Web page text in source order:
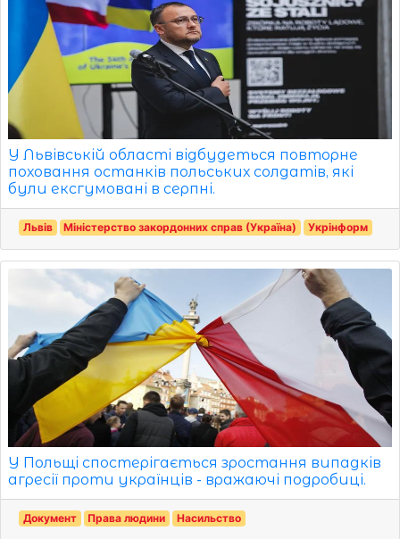
У Львівській області відбудеться повторне
поховання останків польських солдатів, які
були ексгумовані в серпні.
Львів Міністерство закордонних справ (Україна) Укрінформ
У Польщі спостерігається зростання випадків
агресії проти українців - вражаючі подробиці.
Документ Права людини Насильство